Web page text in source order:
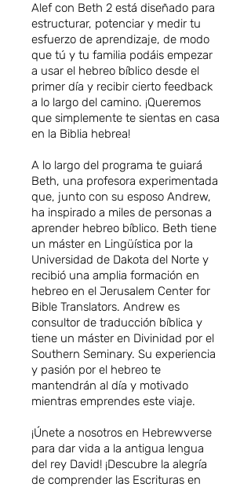
Alef con Beth 2 está diseñado para
estructurar, potenciar y medir tu
esfuerzo de aprendizaje, de modo
que tú y tu familia podáis empezar
a usar el hebreo bíblico desde el
primer día y recibir cierto feedback
a lo largo del camino. ¡Queremos
que simplemente te sientas en casa
en la Biblia hebrea!
A lo largo del programa te guiará
Beth, una profesora experimentada
que, junto con su esposo Andrew,
ha inspirado a miles de personas a
aprender hebreo bíblico. Beth tiene
un máster en Lingüística por la
Universidad de Dakota del Norte y
recibió una amplia formación en
hebreo en el Jerusalem Center for
Bible Translators. Andrew es
consultor de traducción bíblica y
tiene un máster en Divinidad por el
Southern Seminary. Su experiencia
y pasión por el hebreo te
mantendrán al día y motivado
mientras emprendes este viaje.
¡Únete a nosotros en Hebrewverse
para dar vida a la antigua lengua
del rey David! ¡Descubre la alegría
de comprender las Escrituras en